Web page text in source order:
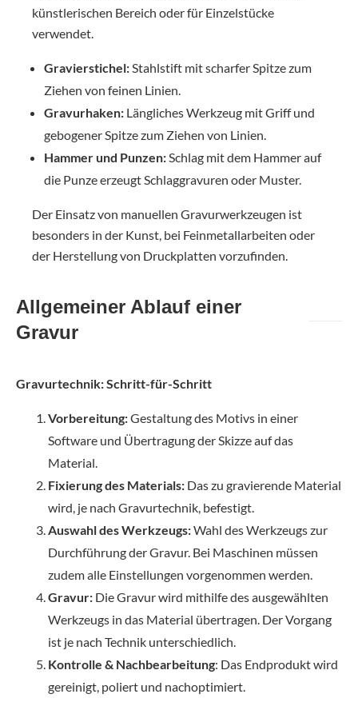
künstlerischen Bereich oder für Einzelstücke
verwendet.
Gravierstichel: Stahlstift mit scharfer Spitze zum
Ziehen von feinen Linien.
Gravurhaken: Längliches Werkzeug mit Griff und
gebogener Spitze zum Ziehen von Linien.
Hammer und Punzen: Schlag mit dem Hammer auf
die Punze erzeugt Schlaggravuren oder Muster.
Der Einsatz von manuellen Gravurwerkzeugen ist
besonders in der Kunst, bei Feinmetallarbeiten oder
der Herstellung von Druckplatten vorzufinden.
Allgemeiner Ablauf einer
Gravur
Gravurtechnik: Schritt-für-Schritt
Vorbereitung:Gestaltung des Motivs in einer
Software und Übertragung der Skizze auf das
Material.
Fixierung des Materials: Das zu gravierende Material
wird, je nach Gravurtechnik, befestigt.
Auswahl des Werkzeugs:Wahl des Werkzeugs zur
Durchführung der Gravur. Bei Maschinen müssen
zudem alle Einstellungen vorgenommen werden.
Gravur: Die Gravur wird mithilfe des ausgewählten
Werkzeugs in das Material übertragen. Der Vorgang
ist je nach Technik unterschiedlich.
Kontrolle & Nachbearbeitung: Das Endprodukt wird
gereinigt, poliert und nachoptimiert.